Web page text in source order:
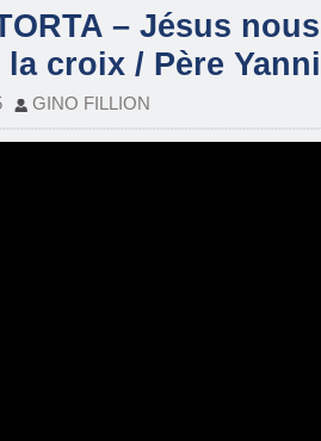
– Jésus
croix / Père
GINO FILLION